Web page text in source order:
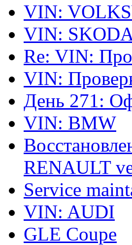
VIN:
VIN:
Re: VIN:
VIN:
День 271:
VIN: BMW
RENAULT
Service
VIN: AUDI
GLE Coupe